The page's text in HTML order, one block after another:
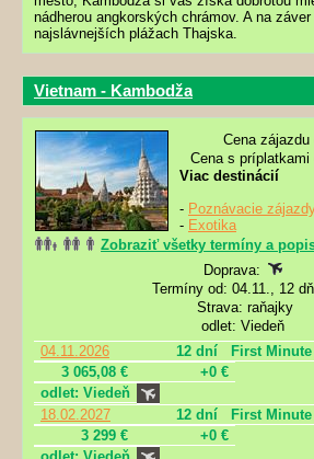
nádherou angkorských chrámov. A na
najslávnejších plážach Thajska.
Vietnam - Kambodža
Cena zájazdu
Cena s príplatkami
Viac destinácií
- Poznávacie
- Exotika
Zobraziť všetky termíny a
Doprava:
Termíny od: 04.11., 12
Strava: raňajky
odlet: Viedeň
04.11.2026
12 dní
First Minute
3 065,08 €
+0 €
odlet: Viedeň
18.02.2027
12 dní
First Minute
3 299 €
+0 €